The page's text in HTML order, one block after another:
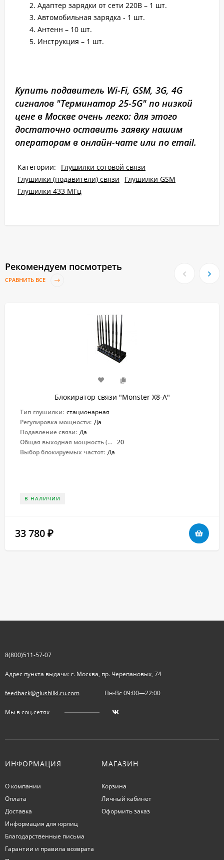
Адаптер зарядки от сети 220В – 1 шт.
Автомобильная зарядка - 1 шт.
Антенн – 10 шт.
Инструкция – 1 шт.
Купить подавитель Wi-Fi, GSM, 3G, 4G
сигналов "Терминатор 25-5G" по низкой
цене в Москве очень легко: для этого
достаточно оставить заявку нашим
операторам в онлайн-чате или по email.
Категории:
Глушилки сотовой связи
Глушилки (подавители) связи
Глушилки GSM
Глушилки 433 МГц
Рекомендуем посмотреть
СРАВНИТЬ ВСЕ
Блокиратор связи "Monster X8-A"
Тип глушилки: стационарная
Регулировка мощности: Да
Подавление связи: Да
Общая выходная мощность (Вт): 20
Выбор блокируемых частот: Да
В НАЛИЧИИ
33 780 ₽
8(800)511-57-07
Адрес пункта выдачи: г. Москва, пр. Черепановых, 74
feedback@glushilki.ru.com Пн-Вс 09:00—22:00
Мы в соц.сетях
ИНФОРМАЦИЯ
О компании
Оплата
Доставка
Информация для юрлиц
Благодарственные письма
Гарантии и правила возврата
МАГАЗИН
Корзина
Личный кабинет
Оформить заказ